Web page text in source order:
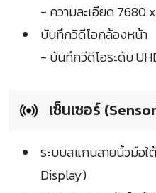
- ความละเอียด 7680
บันทึกวิดีโอกล้องหน้า
- บันทึกวีดีโอระดับ
เซ็นเซอร์
ระบบสแกนลายนิ้วมือ
Display)